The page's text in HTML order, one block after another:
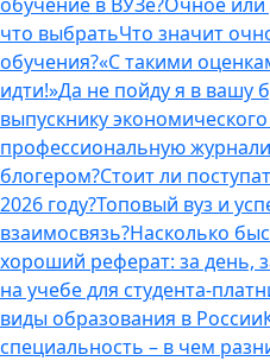
что выбратьЧто значит
обучения?«С такими
идти!»Да не пойду я в вашу
выпускнику экономического
профессиональную
блогером?Стоит ли
2026 году?Топовый вуз и
взаимосвязь?Насколько
хороший реферат: за день,
на учебе для студента-
виды образования в России
специальность – в чем